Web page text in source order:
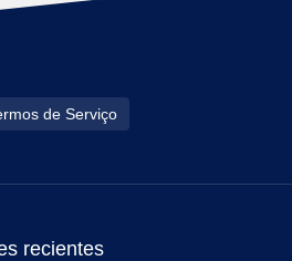
de Serviço
recientes